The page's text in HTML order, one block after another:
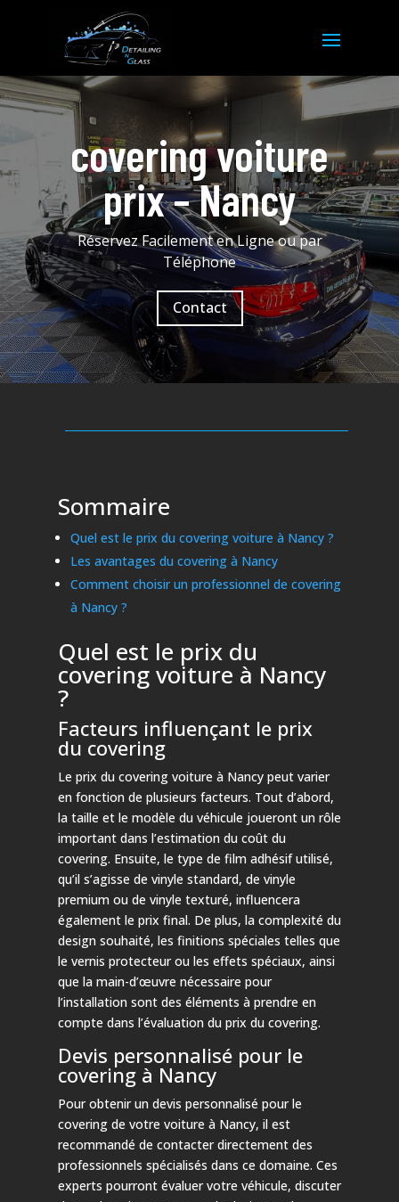
covering voiture
prix – Nancy
Réservez Facilement en Ligne ou par
Téléphone
Contact
Sommaire
Quel est le prix du covering voiture à Nancy ?
Les avantages du covering à Nancy
Comment choisir un professionnel de covering
à Nancy ?
Quel est le prix du
covering voiture à Nancy
?
Facteurs influençant le prix
du covering
Le prix du covering voiture à Nancy peut varier
en fonction de plusieurs facteurs. Tout d’abord,
la taille et le modèle du véhicule joueront un rôle
important dans l’estimation du coût du
covering. Ensuite, le type de film adhésif utilisé,
qu’il s’agisse de vinyle standard, de vinyle
premium ou de vinyle texturé, influencera
également le prix final. De plus, la complexité du
design souhaité, les finitions spéciales telles que
le vernis protecteur ou les effets spéciaux, ainsi
que la main-d’œuvre nécessaire pour
l’installation sont des éléments à prendre en
compte dans l’évaluation du prix du covering.
Devis personnalisé pour le
covering à Nancy
Pour obtenir un devis personnalisé pour le
covering de votre voiture à Nancy, il est
recommandé de contacter directement des
professionnels spécialisés dans ce domaine. Ces
experts pourront évaluer votre véhicule, discuter